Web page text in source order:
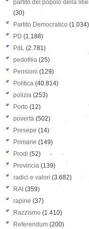
partito del popolo della
(30)
Partito Democratico (1.034)
PD (1.188)
PdL (2.781)
pedofilia (25)
Pensioni (129)
Politica (40.814)
polizia (253)
Porto (12)
povertà (502)
Presepe (14)
Primarie (149)
Prodi (52)
Provincia (139)
radici e valori (3.682)
RAI (359)
rapine (37)
Razzismo (1.410)
Referendum (200)